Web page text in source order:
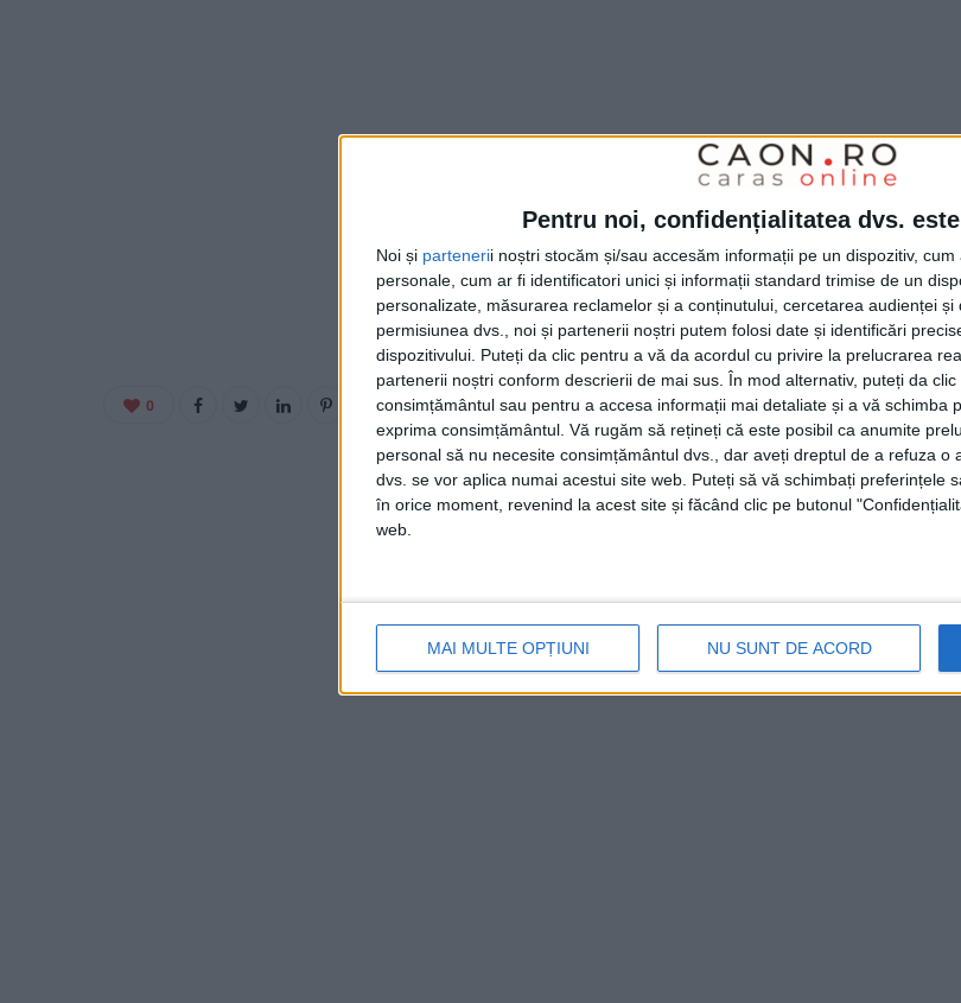
Pentru noi, confidențialitatea dvs.
Noi și partenerii noștri stocăm și/sau accesăm informații pe un dispozitiv,
personale, cum ar fi identificatori unici și informații standard trimise de un
personalizate, măsurarea reclamelor și a conținutului, cercetarea audienței și
permisiunea dvs., noi și partenerii noștri putem folosi date și identificări
dispozitivului. Puteți da clic pentru a vă da acordul cu privire la prelucrarea
partenerii noștri conform descrierii de mai sus. În mod alternativ, puteți da
consimțământul sau pentru a accesa informații mai detaliate și a vă schimba
exprima consimțământul. Vă rugăm să rețineți că este posibil ca anumite
personal să nu necesite consimțământul dvs., dar aveți dreptul de a refuza o
dvs. se vor aplica numai acestui site web. Puteți să vă schimbați preferințele
în orice moment, revenind la acest site și făcând clic pe butonul
web.
MAI MULTE OPȚIUNI NU SUNT DE ACORD
0